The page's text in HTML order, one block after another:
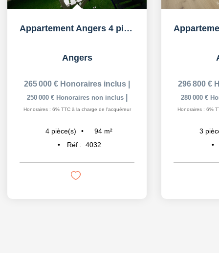
Appartement Angers 4 pièce(s) 94 m2
Angers
265 000 € Honoraires inclus
250 000 € Honoraires non inclus
Honoraires : 6% TTC à la charge de l'acquéreur
4 pièce(s) 94 m²
Réf : 4032
296 800 €
280 000 €
Honoraires : 6%
3